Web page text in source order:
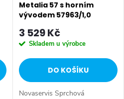
Metalia 57 s horním
vývodem 57963/1,0
3 529 Kč
Skladem u výrobce
DO KOŠÍKU
Novaservis Sprchová